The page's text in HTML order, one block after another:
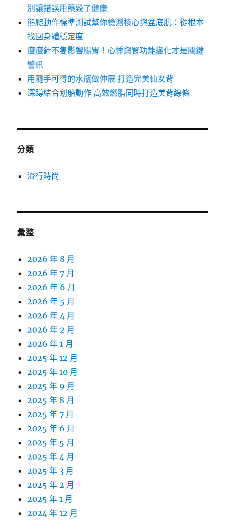
別讓錯誤用藥毀了健康
熊爬動作標準測試幫你檢測核心與盆底肌：從根本
找回身體穩定度
瘦瘦針不隻影響腸胃！心悸與腎功能變化才是關鍵
警訊
用隨手可得的水瓶做伸展 打造完美仙女背
深蹲結合划船動作 高效燃脂同時打造美背線條
分類
流行時尚
彙整
2026 年 8 月
2026 年 7 月
2026 年 6 月
2026 年 5 月
2026 年 4 月
2026 年 2 月
2026 年 1 月
2025 年 12 月
2025 年 10 月
2025 年 9 月
2025 年 8 月
2025 年 7 月
2025 年 6 月
2025 年 5 月
2025 年 4 月
2025 年 3 月
2025 年 2 月
2025 年 1 月
2024 年 12 月